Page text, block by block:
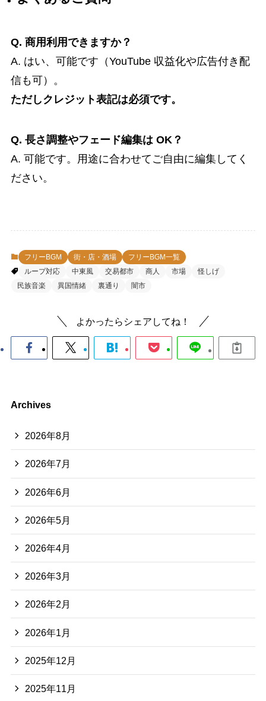
Q. 商用利用できますか？
A. はい、可能です（YouTube 収益化や広告付き配
信も可）。
ただしクレジット表記は必須です。
Q. 長さ調整やフェード編集は OK？
A. 可能です。用途に合わせてご自由に編集してく
ださい。
フリーBGM 街・店・酒場
フリーBGM一覧
ループ対応
中東風 交易都市 商人 市場
怪しげ
民族音楽
異国情緒 裏通り 闇市
よかったらシェアしてね！
Archives
2026年8月
2026年7月
2026年6月
2026年5月
2026年4月
2026年3月
2026年2月
2026年1月
2025年12月
2025年11月